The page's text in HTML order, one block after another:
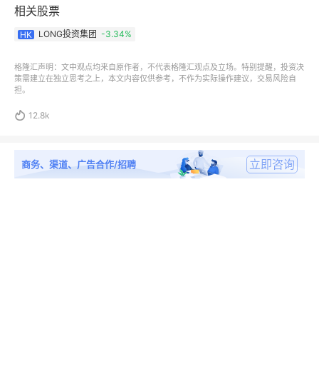
相关股票
HK LONG投资集团 -3.34%
格隆汇声明：文中观点均来自原作者，不代表格隆汇观点及立场。特别提醒，投资决
策需建立在独立思考之上，本文内容仅供参考，不作为实际操作建议，交易风险自
担。
 12.8k
商务、渠道、广告合作/招聘 立即咨询